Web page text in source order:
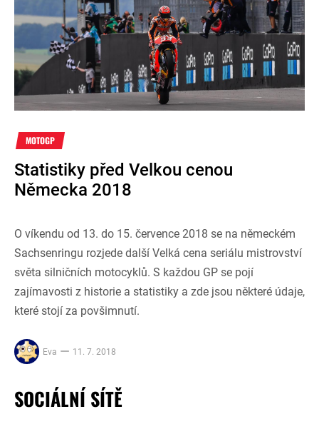
MOTOGP
Statistiky před Velkou cenou
Německa 2018
O víkendu od 13. do 15. července 2018 se na německém
Sachsenringu rozjede další Velká cena seriálu mistrovství
světa silničních motocyklů. S každou GP se pojí
zajímavosti z historie a statistiky a zde jsou některé údaje,
které stojí za povšimnutí.
Eva 11. 7. 2018
SOCIÁLNÍ SÍTĚ